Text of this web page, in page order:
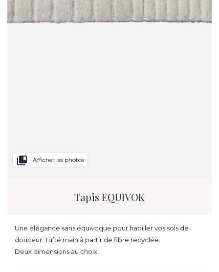
collections_bookmark Afficher les photos
Tapis EQUIVOK
Une élégance sans équivoque pour habiller vos sols de
douceur. Tufté main à partir de fibre recyclée.
Deux dimensions au choix.